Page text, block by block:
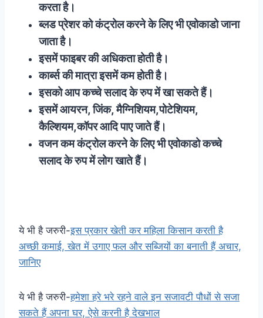
करता है।
ब्लड प्रेशर को कंट्रोल करने के लिए भी एवोकाडो जाना
जाता है।
इसमें फाइबर की अधिकता होती है।
कार्ब्स की मात्रा इसमें कम होती है।
इसको आप कच्चे सलाद के रुप में खा सकते हैं।
इसमें आयरन, जिंक, मैग्निशियम,पोटेशियम,
कैल्शियम,कॉपर आदि पाए जाते हैं।
वजन कम कंट्रोल करने के लिए भी एवोकाडो कच्चे
सलाद के रुप में लोग खाते हैं।
ये भी है जरुरी-इस प्रकार खेती कर महिला किसान करती है
अच्छी कमाई, खेत में उगाए फल और सब्जियों का बनाती हैं अचार,
जानिए
ये भी है जरुरी-हमेशा हरे भरे रहने वाले इन सजावटी पौधों से सजा
सकते हैं अपना घर, ऐसे करनी है देखभाल